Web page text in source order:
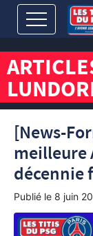
[News-
meilleure
décennie
Publié le 8 juin